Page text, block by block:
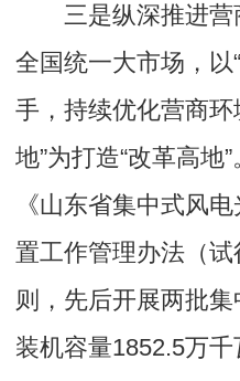
三是纵深推进
全国统一大市场，以
手，持续优化营商环
地”为打造“改革高地
《山东省集中式风
置工作管理办法（
则，先后开展两批
装机容量1852.5万